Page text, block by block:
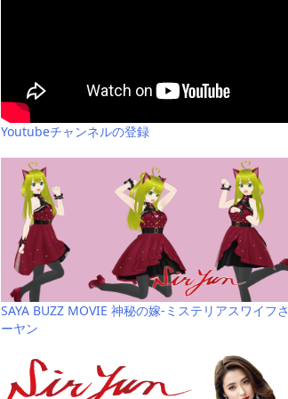
Youtubeチャンネルの登録
SAYA BUZZ MOVIE 神秘の嫁-ミステリアスワイフさ
ーヤン